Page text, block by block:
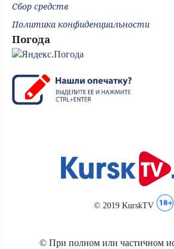
Сбор средств
Политика конфиденциальности
Погода
© 2019 KurskTV
© При полном или частичном